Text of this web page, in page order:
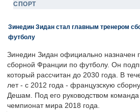
СПОРТ
Зинедин Зидан стал главным тренером
футболу
Зинедин Зидан официально назначен
сборной Франции по футболу. Он
который рассчитан до 2030 года. В
лет - с 2012 года - французскую
Дешам. Под его руководством
чемпионат мира 2018 года.